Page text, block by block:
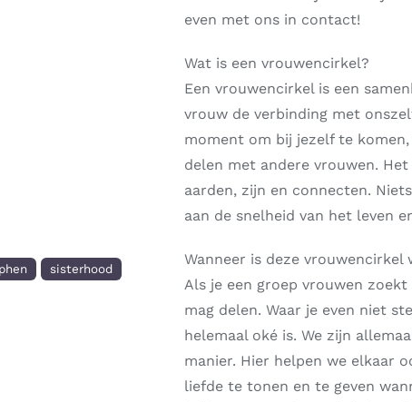
sisterhood
even met ons in contact!
Wat is een vrouwencirkel?
Een vrouwencirkel is een
vrouw de verbinding met
moment om bij jezelf te
delen met andere vrouwen.
aarden, zijn en connecten.
aan de snelheid van het leven
Wanneer is deze vrouwencirkel
Als je een groep vrouwen
mag delen. Waar je even niet
helemaal oké is. We zijn
manier. Hier helpen we elkaar
liefde te tonen en te geven